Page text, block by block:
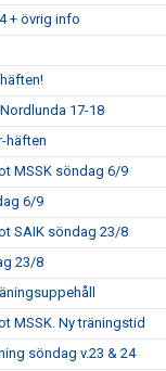
+ övrig info
17-18
häften
MSSK söndag 6/9
6/9
SAIK söndag 23/8
23/8
MSSK. Ny träningstid
söndag v.23 & 24